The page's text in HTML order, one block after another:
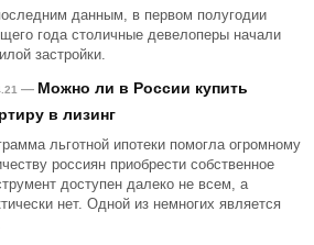
данным, в первом полугодии
года столичные девелоперы начали
застройки.
— Можно ли в России купить
в лизинг
льготной ипотеки помогла огромному
россиян приобрести собственное
доступен далеко не всем, а
нет. Одной из немногих является